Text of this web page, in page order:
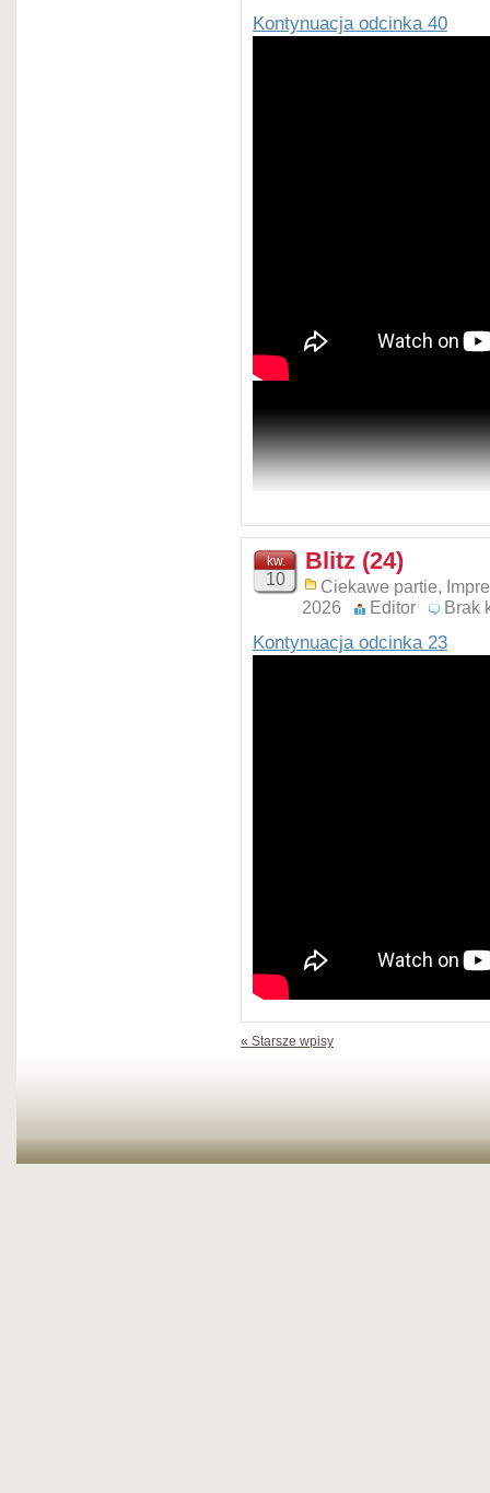
Kontynuacja odcinka 40
kw.
10
Blitz (24)
Ciekawe partie,
2026
Editor Brak
Kontynuacja odcinka 23
« Starsze wpisy